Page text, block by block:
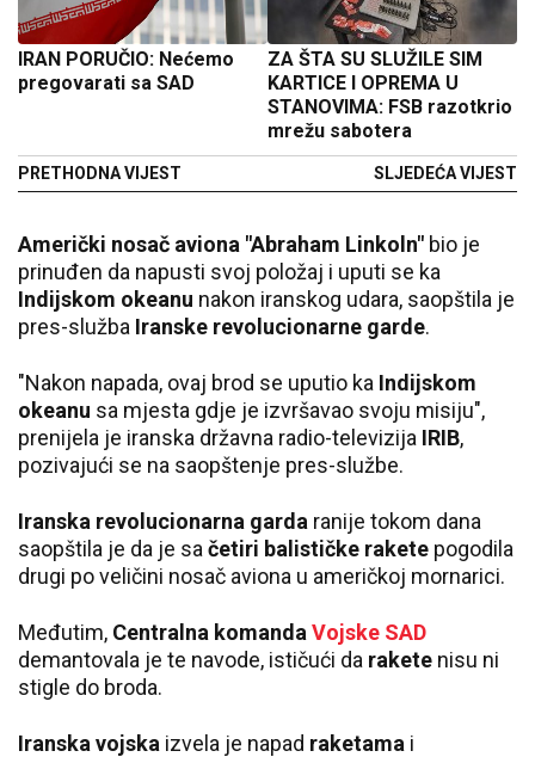
IRAN PORUČIO: Nećemo
pregovarati sa SAD
PRETHODNA VIJEST
ZA ŠTA SU SLUŽILE SIM
KARTICE I OPREMA U
STANOVIMA: FSB razotkrio
mrežu sabotera
SLJEDEĆA VIJEST
Američki nosač aviona "Abraham Linkoln" bio je
prinuđen da napusti svoj položaj i uputi se ka
Indijskom okeanu nakon iranskog udara, saopštila je
pres-služba Iranske revolucionarne garde.
"Nakon napada, ovaj brod se uputio ka Indijskom
okeanu sa mjesta gdje je izvršavao svoju misiju",
prenijela je iranska državna radio-televizija IRIB,
pozivajući se na saopštenje pres-službe.
Iranska revolucionarna garda ranije tokom dana
saopštila je da je sa četiri balističke rakete pogodila
drugi po veličini nosač aviona u američkoj mornarici.
Međutim, Centralna komanda Vojske SAD
demantovala je te navode, ističući da rakete nisu ni
stigle do broda.
Iranska vojska izvela je napad raketama i